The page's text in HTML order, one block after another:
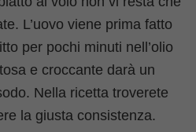
L’uovo viene prima fatto
per pochi minuti nell’olio
e croccante darà un
Nella ricetta troverete
la giusta consistenza.